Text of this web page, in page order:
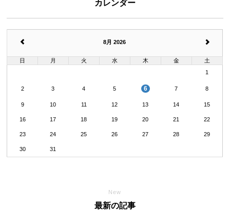
カレンダー
8月 2026
日 月 火 水 木 金
土
1
2 3 4 5 6 7 8
9 10 11 12 13 14 15
16 17 18 19 20 21 22
23 24 25 26 27 28 29
30 31
New
最新の記事